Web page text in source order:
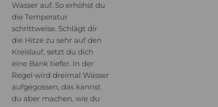
Wasser auf. So erhöhst du
die Temperatur
schrittweise. Schlägt dir
die Hitze zu sehr auf den
Kreislauf, setzt du dich
eine Bank tiefer. In der
Regel wird dreimal Wasser
aufgegossen, das kannst
du aber machen, wie du